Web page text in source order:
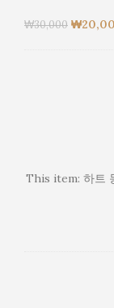
₩30,000 ₩
This item: 하트